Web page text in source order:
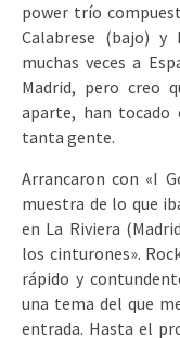
power trío
Calabrese (bajo) y
muchas veces a
Madrid, pero creo
aparte, han tocado
tanta gente.
Arrancaron con «I
muestra de lo que
en La Riviera
los cinturones».
rápido y
una tema del que
entrada. Hasta el